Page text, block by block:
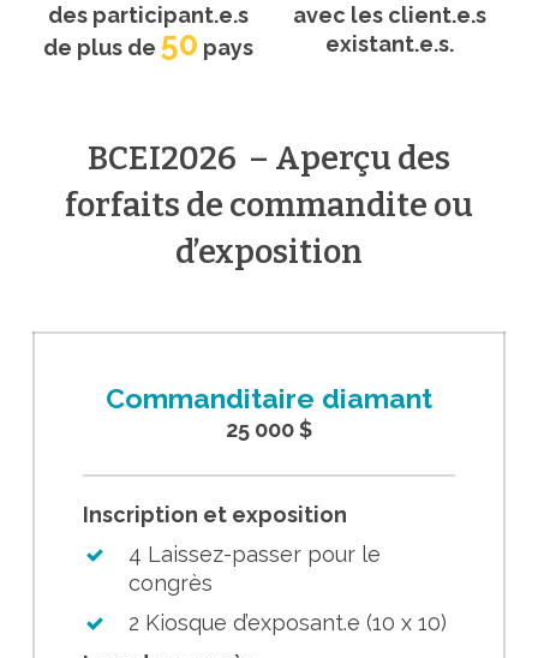
des participant.e.s
de plus de 50 pays
avec les client.e.s
existant.e.s.
BCEI2026 – Aperçu des
forfaits de commandite ou
d’exposition
Commanditaire diamant
25 000 $
Inscription et exposition
4 Laissez-passer pour le
congrès
2 Kiosque d’exposant.e (10 x 10)